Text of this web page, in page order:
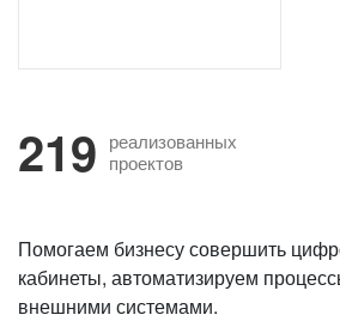
219 реализованных
проектов
Помогаем бизнесу совершить
кабинеты, автоматизируем
внешними системами.